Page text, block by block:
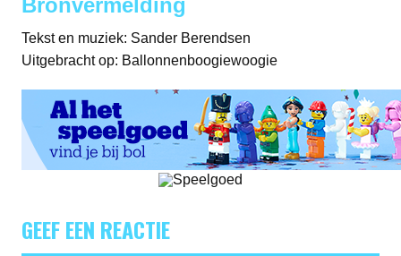
Tekst en muziek: Sander Berendsen
Uitgebracht op: Ballonnenboogiewoogie
GEEF EEN REACTIE